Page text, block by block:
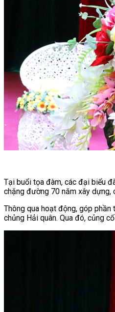
Tại buổi tọa đàm, các đại biểu
chặng đường 70 năm xây dựng,
Thông qua hoạt động, góp phần
chủng Hải quân. Qua đó, củng